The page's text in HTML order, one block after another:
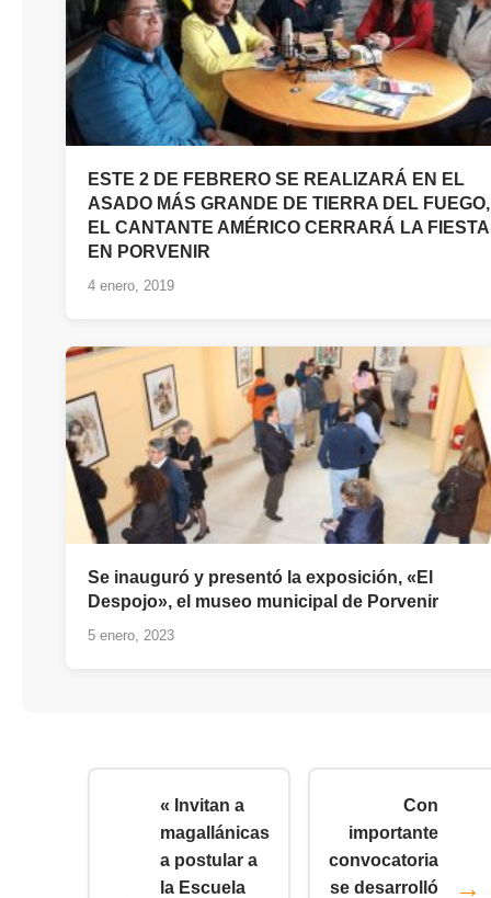
ESTE 2 DE FEBRERO SE REALIZARÁ EN EL
ASADO MÁS GRANDE DE TIERRA DEL FUEGO,
EL CANTANTE AMÉRICO CERRARÁ LA FIESTA
EN PORVENIR
4 enero, 2019
Se inauguró y presentó la exposición, «El
Despojo», el museo municipal de Porvenir
5 enero, 2023
« Invitan a
magallánicas
a postular a
la Escuela
Con
importante
convocatoria
se desarrolló